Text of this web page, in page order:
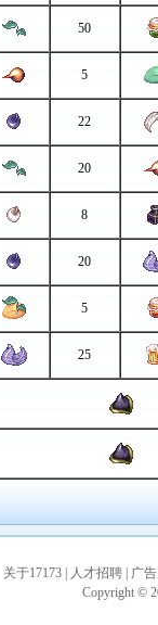
50
5
22
20
8
20
5
25
关于17173 人才招聘
广
Copyright ©